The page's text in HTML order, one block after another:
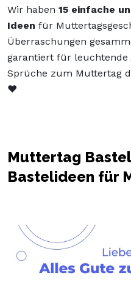
Wir haben 15 einfache
Ideen für
Überraschungen
garantiert für leuchtende
Sprüche zum Muttertag
❤️
Muttertag
Bastelideen für